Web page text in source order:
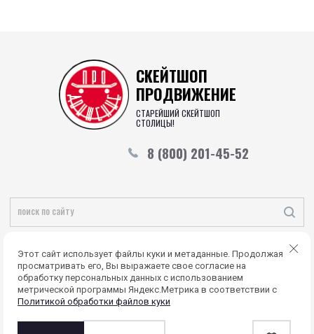
СКЕЙТШОП
ПРОДВИЖЕНИЕ
СТАРЕЙШИЙ СКЕЙТШОП
СТОЛИЦЫ!
8 (800) 201-45-52
Политика конфиденциальности
Мегагрупп.ру
Этот сайт использует файлы куки и метаданные. Продолжая
просматривать его, Вы выражаете свое согласие на
обработку персональных данных с использованием
метрической программы Яндекс.Метрика в соответствии с
Политикой обработки файлов куки